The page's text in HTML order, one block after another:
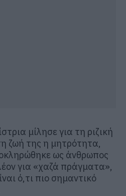
μίλησε για τη ριζική
ζωή της η μητρότητα,
ως άνθρωπος
για «χαζά πράγματα»,
ό,τι πιο σημαντικό